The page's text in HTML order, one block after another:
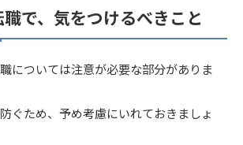
で、気をつけるべきこと
については注意が必要な部分がありま
ぐため、予め考慮にいれておきましょ